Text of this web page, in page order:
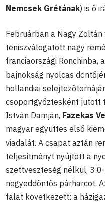
Nemcsek Grétának) is ő
Februárban a Nagy
teniszválogatott nagy
franciaországi Ronchinba,
bajnokság nyolcas
hollandiai
csoportgyőztesként jutott
István Damján, Fazekas
magyar együttes első
viadalát. A csapat aztán
teljesítményt nyújtott a
szettveszteség nélkül,
negyeddöntős párharcot.
falat következett: a